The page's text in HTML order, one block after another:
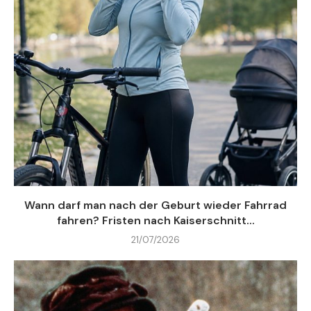
Wann darf man nach der Geburt wieder Fahrrad
fahren? Fristen nach Kaiserschnitt...
21/07/2026